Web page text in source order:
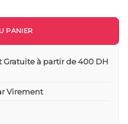
Biorganic 100% Pur - Caramell
PANIER
Gratuite à partir de 400 DH
Virement